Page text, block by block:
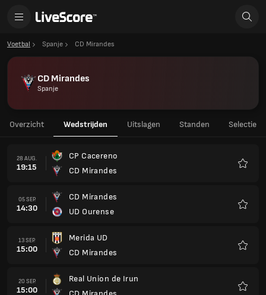
Voetbal Spanje CD Mirandes
CD Mirandes
Spanje
Overzicht Wedstrijden Uitslagen Standen Selectie
28 AUG.
19:15
CP Cacereno
CD Mirandes
05 SEP.
14:30
CD Mirandes
UD Ourense
13 SEP.
15:00
Merida UD
CD Mirandes
20 SEP.
15:00
Real Union de Irun